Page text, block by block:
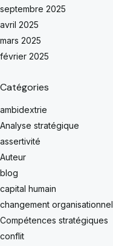
septembre 2025
avril 2025
mars 2025
février 2025
Catégories
ambidextrie
Analyse stratégique
assertivité
Auteur
blog
capital humain
changement organisationnel
Compétences stratégiques
conflit